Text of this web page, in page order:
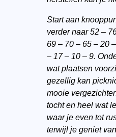
Start aan
verder naar 52 –
69 – 70 – 65 – 20
– 17 – 10 – 9.
wat plaatsen
gezellig kan
mooie
tocht en heel wat
waar je even tot
terwijl je geniet